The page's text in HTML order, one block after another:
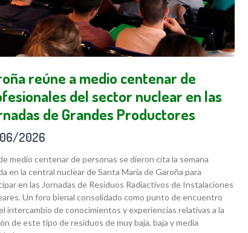
reúne a medio centenar de
del sector nuclear en las
de Grandes Productores
2026
medio centenar de personas se dieron cita la semana
en la central nuclear de Santa María de Garoña para
en las Jornadas de Residuos Radiactivos de Instalaciones
Un foro bienal consolidado como punto de encuentro
intercambio de conocimientos y experiencias relativas a la
de este tipo de residuos de muy baja, baja y media